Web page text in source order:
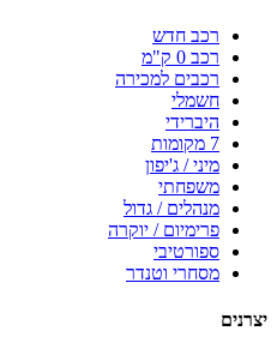
רכב חדש
רכב 0 ק"מ
רכבים למכירה
חשמלי
היברידי
7 מקומות
מיני / ג'יפון
משפחתי
מנהלים / גדול
פרימיום / יוקרה
ספורטיבי
מסחרי וטנדר
יצרנים